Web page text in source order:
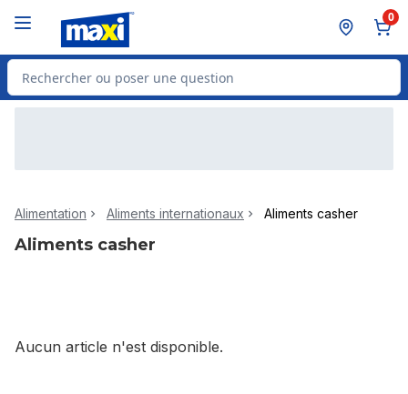
0
Rechercher des produits
Alimentation Aliments internationaux Aliments casher
Aliments casher
Aucun article n'est disponible.